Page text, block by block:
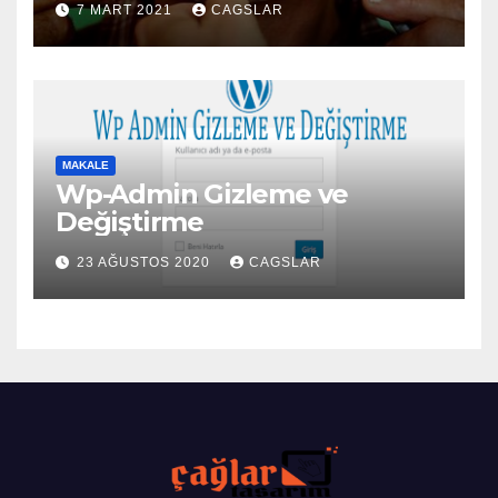
7 MART 2021 CAGSLAR
MAKALE
Wp-Admin Gizleme ve
Değiştirme
23 AĞUSTOS 2020 CAGSLAR